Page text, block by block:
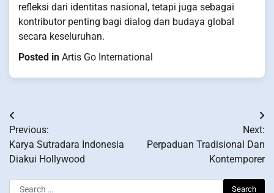
refleksi dari identitas nasional, tetapi juga sebagai
kontributor penting bagi dialog dan budaya global
secara keseluruhan.
Posted in Artis Go International
Post
navigation
Previous:
Karya Sutradara Indonesia
Diakui Hollywood
Next:
Perpaduan Tradisional Dan
Kontemporer
Search